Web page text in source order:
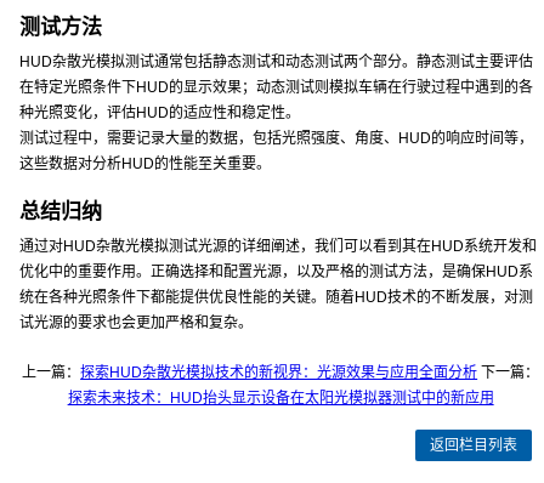
测试方法
HUD杂散光模拟测试通常包括静态测试和动态测试两个部分。静态测试主要评估
在特定光照条件下HUD的显示效果；动态测试则模拟车辆在行驶过程中遇到的各
种光照变化，评估HUD的适应性和稳定性。
测试过程中，需要记录大量的数据，包括光照强度、角度、HUD的响应时间等，
这些数据对分析HUD的性能至关重要。
总结归纳
通过对HUD杂散光模拟测试光源的详细阐述，我们可以看到其在HUD系统开发和
优化中的重要作用。正确选择和配置光源，以及严格的测试方法，是确保HUD系
统在各种光照条件下都能提供优良性能的关键。随着HUD技术的不断发展，对测
试光源的要求也会更加严格和复杂。
上一篇：探索HUD杂散光模拟技术的新视界：光源效果与应用全面分析 下一篇：
探索未来技术：HUD抬头显示设备在太阳光模拟器测试中的新应用
返回栏目列表